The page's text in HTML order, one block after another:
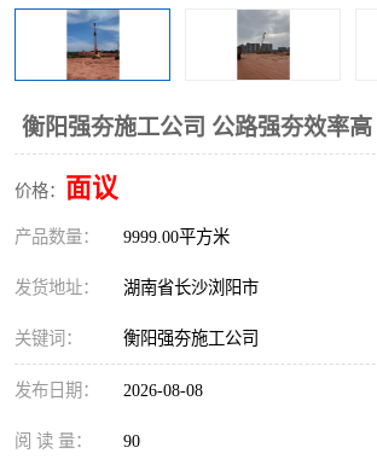
衡阳强夯施工公司 公路强夯效率高
价格： 面议
产品数量： 9999.00平方米
发货地址： 湖南省长沙浏阳市
关键词： 衡阳强夯施工公司
发布日期： 2026-08-08
阅 读 量： 90